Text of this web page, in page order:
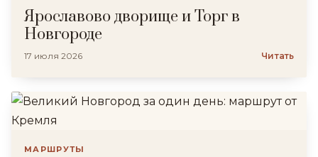
Ярославово дворище и Торг в
Новгороде
17 июля 2026 Читать
МАРШРУТЫ